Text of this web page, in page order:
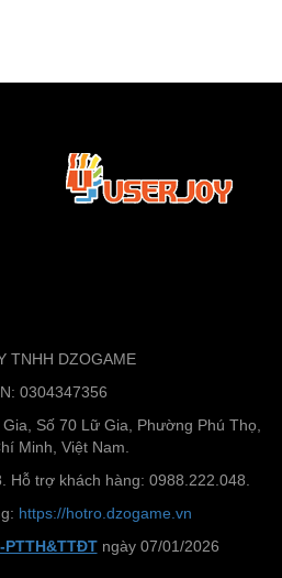
TNHH DZOGAME
0304347356
Số 70 Lữ Gia, Phường Phú Thọ,
Minh, Việt Nam.
Hỗ trợ khách hàng: 0988.222.048.
https://hotro.dzogame.vn
PTTH&TTĐTngày 07/01/2026